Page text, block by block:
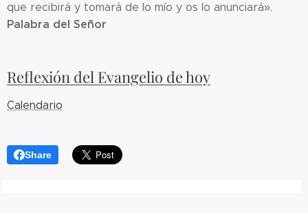
que recibirá y tomará de lo mío y os lo anunciará».
Palabra del Señor
Reflexión del Evangelio de hoy
Calendario
Share